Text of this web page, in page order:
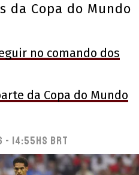
da Copa do Mundo
no comando dos
da Copa do Mundo
14:55hs BRT